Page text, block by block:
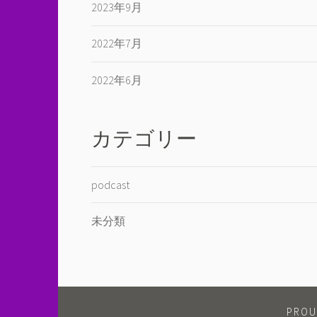
2023年9月
2022年7月
2022年6月
カテゴリー
podcast
未分類